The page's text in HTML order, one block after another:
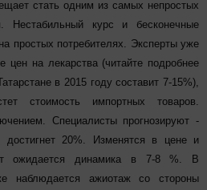
стать одним из самых непростых
Нестабильный курс и бесконечные
простых потребителях. Эксперты уже
цен на лекарства (читайте подробнее
в 2015 году составит 7-15%),
стоимость импортных товаров.
Специалисты прогнозируют -
достигнет 20%. Изменятся в цене и
ожидается динамика в 7-8 %. В
наблюдается ажиотаж со стороны